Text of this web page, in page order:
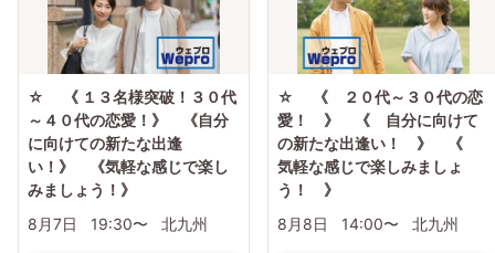
☆ 《 １３名様突破！３０代
～４０代の恋愛！》 《自分
に向けての新たな出逢
い！》 《気軽な感じで楽し
みましょう！》
8月7日
19:30〜 北九州
☆ 《 ２０代～３０代の恋
愛！ 》 《 自分に向けて
の新たな出逢い！ 》 《
気軽な感じで楽しみましょ
う！ 》
8月8日
14:00〜 北九州